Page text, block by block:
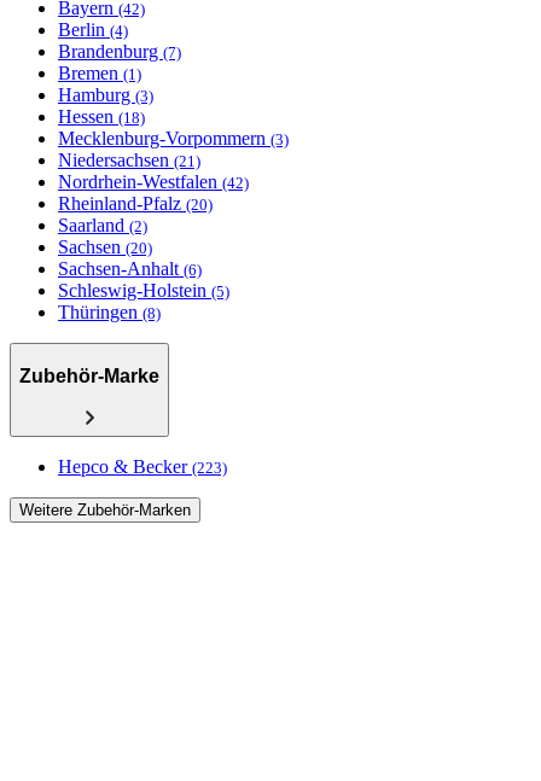
Bayern (42)
Berlin (4)
Brandenburg (7)
Bremen (1)
Hamburg (3)
Hessen (18)
Mecklenburg-Vorpommern (3)
Niedersachsen (21)
Nordrhein-Westfalen (42)
Rheinland-Pfalz (20)
Saarland (2)
Sachsen (20)
Sachsen-Anhalt (6)
Schleswig-Holstein (5)
Thüringen (8)
Zubehör-Marke
Hepco & Becker (223)
Weitere Zubehör-Marken